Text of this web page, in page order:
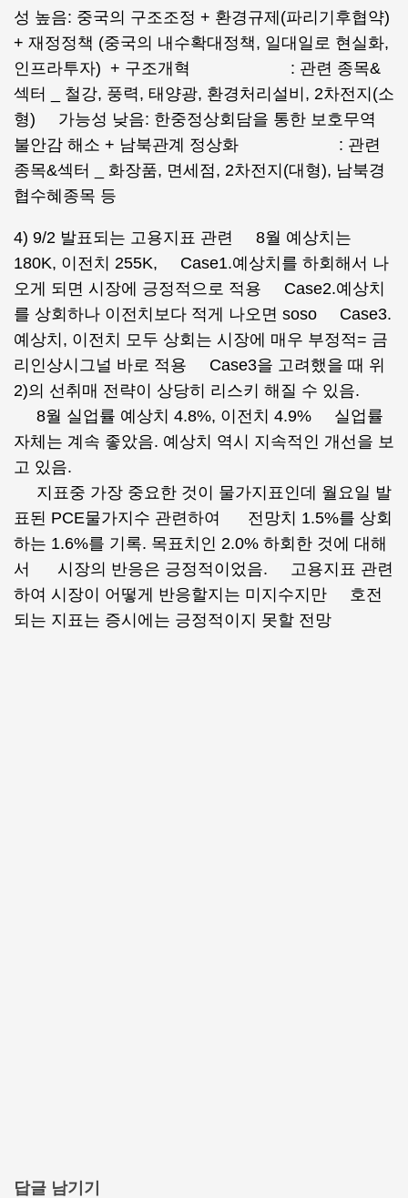
성 높음: 중국의 구조조정 + 환경규제(파리기후협약)
+ 재정정책 (중국의 내수확대정책, 일대일로 현실화,
인프라투자) + 구조개혁 : 관련 종목&
섹터 _ 철강, 풍력, 태양광, 환경처리설비, 2차전지(소
형) 가능성 낮음: 한중정상회담을 통한 보호무역
불안감 해소 + 남북관계 정상화 : 관련
종목&섹터 _ 화장품, 면세점, 2차전지(대형), 남북경
협수혜종목 등
4) 9/2 발표되는 고용지표 관련 8월 예상치는
180K, 이전치 255K, Case1.예상치를 하회해서 나
오게 되면 시장에 긍정적으로 적용 Case2.예상치
를 상회하나 이전치보다 적게 나오면 soso Case3.
예상치, 이전치 모두 상회는 시장에 매우 부정적= 금
리인상시그널 바로 적용 Case3을 고려했을 때 위
2)의 선취매 전략이 상당히 리스키 해질 수 있음.
8월 실업률 예상치 4.8%, 이전치 4.9% 실업률
자체는 계속 좋았음. 예상치 역시 지속적인 개선을 보
고 있음.
지표중 가장 중요한 것이 물가지표인데 월요일 발
표된 PCE물가지수 관련하여 전망치 1.5%를 상회
하는 1.6%를 기록. 목표치인 2.0% 하회한 것에 대해
서 시장의 반응은 긍정적이었음. 고용지표 관련
하여 시장이 어떻게 반응할지는 미지수지만 호전
되는 지표는 증시에는 긍정적이지 못할 전망
답글 남기기